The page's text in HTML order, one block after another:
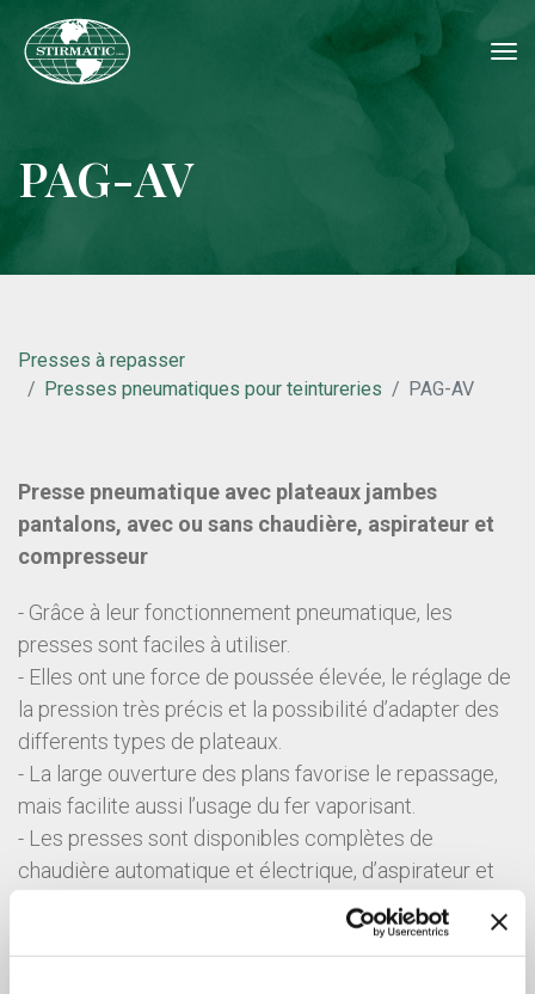
PAG-AV
Presses à repasser
Presses pneumatiques pour teintureries
PAG-AV
Presse pneumatique avec plateaux jambes
pantalons, avec ou sans chaudière, aspirateur et
compresseur
- Grâce à leur fonctionnement pneumatique, les
presses sont faciles à utiliser.
- Elles ont une force de poussée élevée, le réglage de
la pression très précis et la possibilité d’adapter des
differents types de plateaux.
- La large ouverture des plans favorise le repassage,
mais facilite aussi l’usage du fer vaporisant.
- Les presses sont disponibles complètes de
chaudière automatique et électrique, d’aspirateur et
compresseur incorporé, ou pour branchement sur
reseau vapeur, aspiration et air comprimé.